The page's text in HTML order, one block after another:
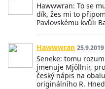
Hawwwran: To se
dík, žes mi to
Pavlovskému kvůli
Hawwwran
Seneke: tomu
jmenuje Mjöllnir,
český nápis na
originálního R.